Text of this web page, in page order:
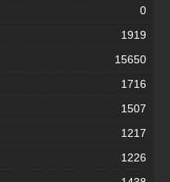
0
1919
15650
1716
1507
1217
1226